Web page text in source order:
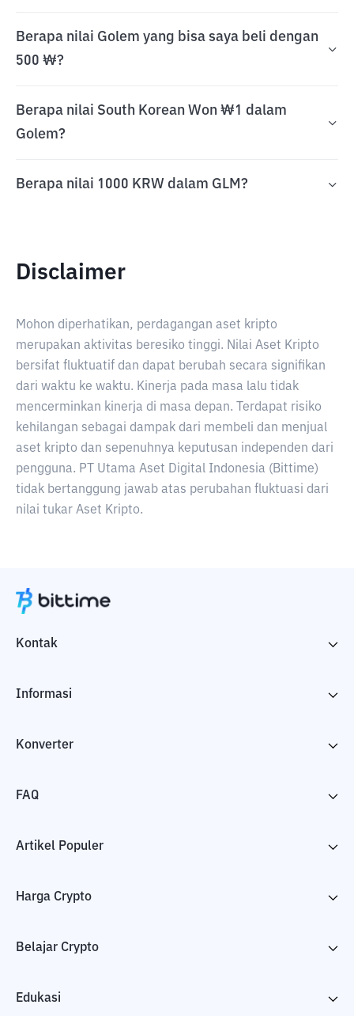
Berapa nilai Golem yang bisa saya beli dengan
500 ₩?
Berapa nilai South Korean Won ₩1 dalam
Golem?
Berapa nilai 1000 KRW dalam GLM?
Disclaimer
Mohon diperhatikan, perdagangan aset kripto
merupakan aktivitas beresiko tinggi. Nilai Aset Kripto
bersifat fluktuatif dan dapat berubah secara signifikan
dari waktu ke waktu. Kinerja pada masa lalu tidak
mencerminkan kinerja di masa depan. Terdapat risiko
kehilangan sebagai dampak dari membeli dan menjual
aset kripto dan sepenuhnya keputusan independen dari
pengguna. PT Utama Aset Digital Indonesia (Bittime)
tidak bertanggung jawab atas perubahan fluktuasi dari
nilai tukar Aset Kripto.
Kontak
Informasi
Konverter
FAQ
Artikel Populer
Harga Crypto
Belajar Crypto
Edukasi